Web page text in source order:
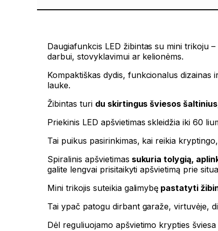
Daugiafunkcis LED žibintas su mini trikoju –
darbui, stovyklavimui ar kelionėms.
Kompaktiškas dydis, funkcionalus dizainas
lauke.
Žibintas turi du skirtingus šviesos šaltinius
Priekinis LED apšvietimas skleidžia iki 60
Tai puikus pasirinkimas, kai reikia
Spiralinis apšvietimas sukuria tolygią,
galite lengvai prisitaikyti apšvietimą prie
Mini trikojis suteikia galimybę pastatyti
Tai ypač patogu dirbant garaže, virtuvėje,
Dėl reguliuojamo apšvietimo krypties